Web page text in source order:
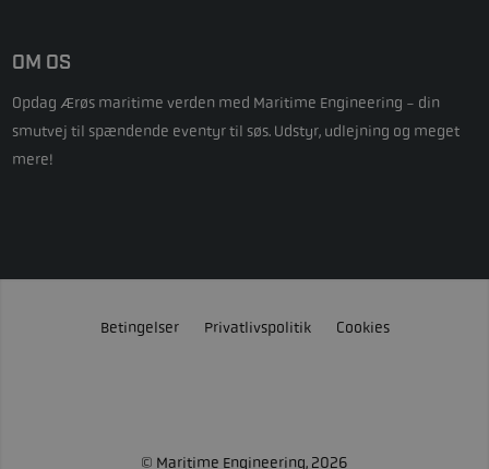
OM OS
Opdag Ærøs maritime verden med Maritime Engineering - din
smutvej til spændende eventyr til søs. Udstyr, udlejning og meget
mere!
Betingelser Privatlivspolitik Cookies
© Maritime Engineering, 2026